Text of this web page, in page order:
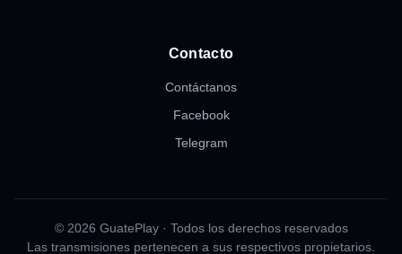
Contacto
Contáctanos
Facebook
Telegram
© 2026 GuatePlay · Todos los derechos reservados
Las transmisiones pertenecen a sus respectivos propietarios.